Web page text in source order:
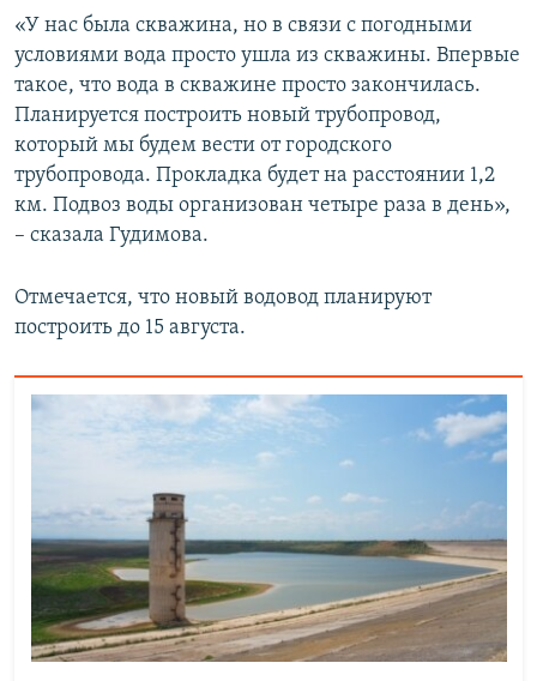
«У нас была скважина, но в связи с погодными
условиями вода просто ушла из скважины. Впервые
такое, что вода в скважине просто закончилась.
Планируется построить новый трубопровод,
который мы будем вести от городского
трубопровода. Прокладка будет на расстоянии 1,2
км. Подвоз воды организован четыре раза в день»,
– сказала Гудимова.
Отмечается, что новый водовод планируют
построить до 15 августа.